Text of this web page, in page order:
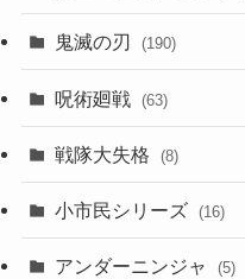
鬼滅の刃 (190)
呪術廻戦 (63)
戦隊大失格 (8)
小市民シリーズ (16)
アンダーニンジャ (5)